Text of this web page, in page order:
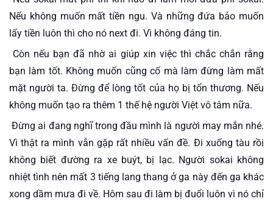
Nếu không muốn mất tiền ngu. Và những đứa bảo muốn
lấy tiền luôn thì cho nó next đi. Vì không đáng tin.
bạn làm tốt. Không muốn cũng cố mà làm đừng làm mất
mặt người ta. Đừng để lòng tốt của họ bị tổn thương. Nếu
không muốn tạo ra thêm 1 thế hệ người Việt vô tâm nữa.
Đừng ai đang nghĩ trong đầu mình là người may mắn nhé.
Vì thật ra mình vẫn gặp rất nhiều vấn đề. Đi xuống tàu rồi
không biết đường ra xe buýt, bị lạc. Người sokai không
nhiệt tình nên mất 3 tiếng lang thang ở ga này đến ga khác
xong dầm mưa đi về. Hôm sau đi làm bị đuổi luôn vì nó chỉ